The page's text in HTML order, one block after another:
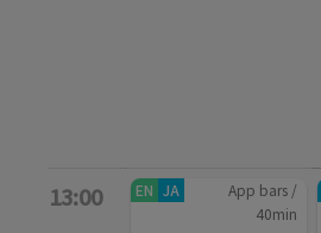
13:00 EN JA App bars /
40min